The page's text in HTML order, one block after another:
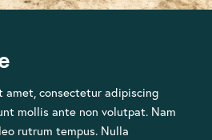
amet, consectetur adipiscing
mollis ante non volutpat. Nam
rutrum tempus. Nulla